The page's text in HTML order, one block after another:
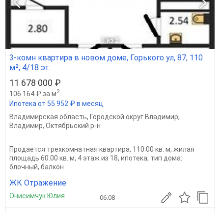
1 из 2
3-комн квартира в новом доме, Горького ул, 87, 110
м², 4/18 эт.
11 678 000 ₽
106 164 ₽ за м2
Ипотека от 55 952 ₽ в месяц
Владимирская область, Городской округ Владимир,
Владимир, Октябрьский р-н
Продается трехкомнатная квартира, 110.00 кв. м, жилая
площадь 60.00 кв. м, 4 этаж из 18, ипотека, тип дома:
блочный, балкон
ЖК Отражение
Онисимчук Юлия 06.08